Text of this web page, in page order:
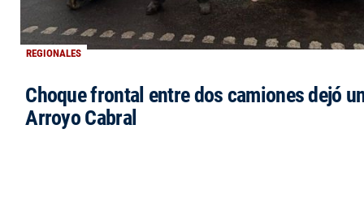
REGIONALES
Choque frontal entre dos camiones dejó
Arroyo Cabral